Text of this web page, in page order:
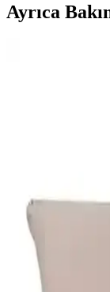
Ayrıca
Faiend Likralı
Faiend Likralı ve
ve özelliklerle ev
temizlik
Elgeyar
Kılıflarının
Elgeyar jakarli ve
dayanıklılık ve
uygun ve